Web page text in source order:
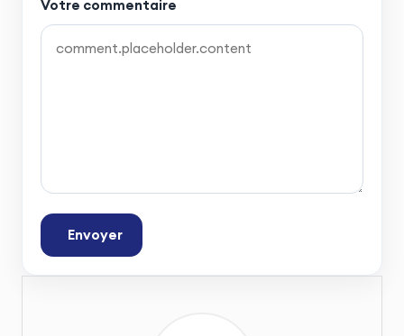
Votre commentaire
Envoyer